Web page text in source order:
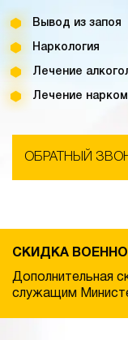
Вывод из запоя
Наркология
Лечение
Лечение
ОБРАТНЫЙ
СКИДКА
Дополнительная
служащим